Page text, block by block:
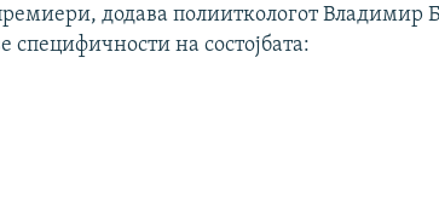
додава полииткологот Владимир
специфичности на состојбата: